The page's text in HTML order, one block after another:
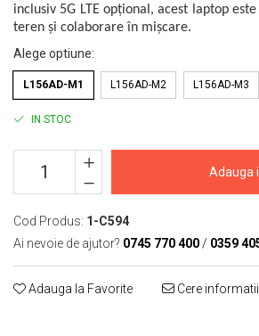
Camere climatice
Echipamente pentru industria militară
Macarale portal
Senzori
Senzori seismici
PC, Laptop, Tablete
Display-uri Industriale
PC-uri Industriale
Tablete Industriale
inclusiv 5G LTE opțional, acest laptop
teren și colaborare în mișcare.
Alege optiune:
L156AD-M1 L156AD-M2 L156AD-M3
IN STOC
Adauga
Cod Produs: 1-C594
Ai nevoie de ajutor? 0745 770 400 / 0359
Adauga la Favorite Cere informatii